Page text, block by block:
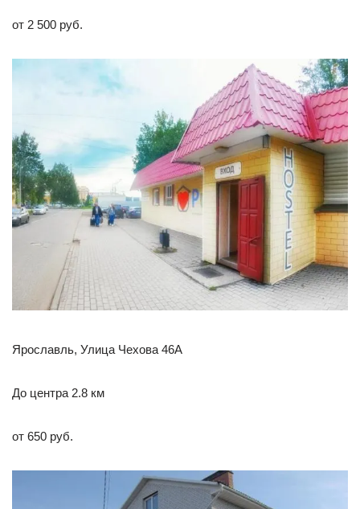
от 2 500 руб.
Ярославль, Улица Чехова 46А
До центра 2.8 км
от 650 руб.